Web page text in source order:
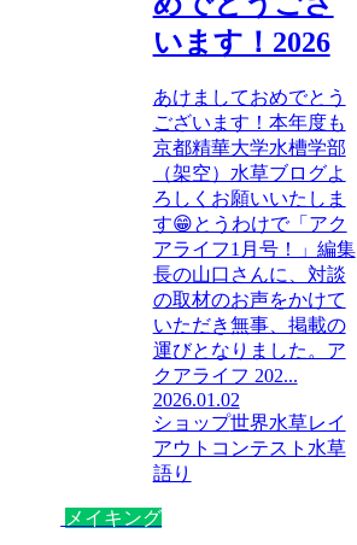
います！2026
あけましておめでとう
ございます！本年度も
京都精華大学水槽学部
（架空）水草ブログよ
ろしくお願いいたしま
す😁とうわけで「アク
アライフ1月号！」編集
長の山口さんに、対談
の取材のお声をかけて
いただき無事、掲載の
運びとなりました。ア
クアライフ 202...
2026.01.02
ショップ世界水草レイ
アウトコンテスト 水草
語り
メイキング